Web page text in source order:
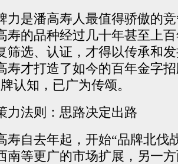
是潘高寿人最值得骄傲的竞
寿的品种经过几十年甚至上
筛选、认证，才得以传承和
寿才打造了如今的百年金字
认知，已广为传颂。
法则：思路决定出路
自去年起，开始“品牌北伐
南等更广的市场扩展，另一